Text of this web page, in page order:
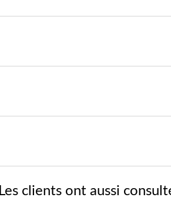
Les clients ont aussi